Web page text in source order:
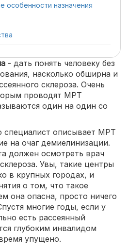
особенности назначения
- дать понять человеку без
насколько обширна и
склероза. Очень
проводят МРТ
один на один со
специалист описывает МРТ
на очаг демиелинизации.
должен осмотреть врач
Увы, такие центры
в крупных городах, и
о том, что такое
она опасна, просто ничего
многие годы, если у
есть рассеянный
глубоким инвалидом
упущено.